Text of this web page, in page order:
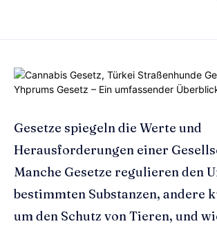
Gesetze spiegeln die Werte und
Herausforderungen einer
Manche Gesetze regulieren den
bestimmten Substanzen, andere
um den Schutz von Tieren, und